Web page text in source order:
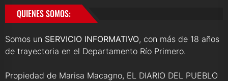
QUIENES SOMOS:
Somos un SERVICIO INFORMATIVO, con más de 18 años
de trayectoria en el Departamento Río Primero.
Propiedad de Marisa Macagno, EL DIARIO DEL PUEBLO